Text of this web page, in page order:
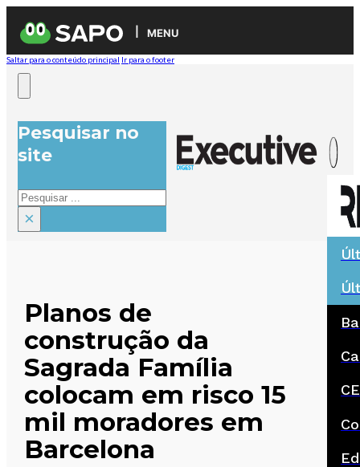
MENU
Saltar para o conteúdo principal Ir para o footer
Pesquisar no
site
Pesquisar
×
Planos de
construção da
Sagrada Família
colocam em risco 15
mil moradores em
Barcelona